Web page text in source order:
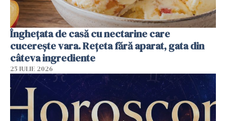
Înghețata de casă cu nectarine care
cucerește vara. Rețeta fără aparat, gata din
câteva ingrediente
25 IULIE 2026